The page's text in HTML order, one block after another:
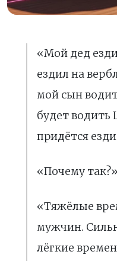
«Мой дед
ездил на
мой сын
будет водить
придётся
«Почему так?»
«Тяжёлые
мужчин.
лёгкие